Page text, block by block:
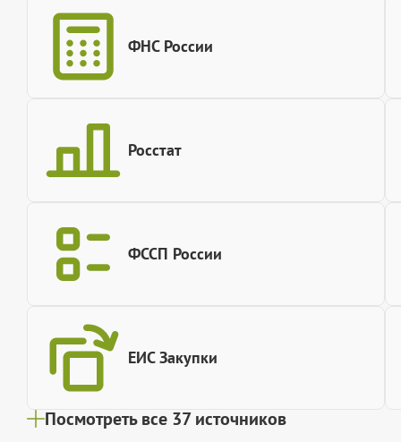
ФНС России
Росстат
ФССП России
ЕИС Закупки
Посмотреть все 37 источников